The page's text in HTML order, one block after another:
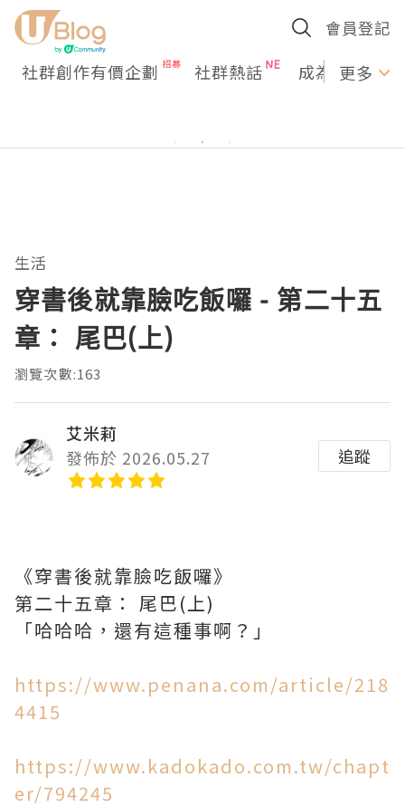
會員登記
社群創作有價企劃 社群熱話 成為U更多
生活
穿書後就靠臉吃飯囉 - 第二十五
章： 尾巴(上)
瀏覽次數:163
艾米莉
發佈於 2026.05.27
追蹤
《穿書後就靠臉吃飯囉》
第二十五章： 尾巴(上)
「哈哈哈，還有這種事啊？」
https://www.penana.com/article/218
4415
https://www.kadokado.com.tw/chapt
er/794245